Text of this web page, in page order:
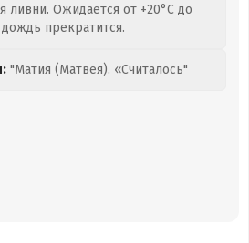
ливни. Ожидается от +20°C до
прекратится.
"Матия (Матвея). «Считалось"